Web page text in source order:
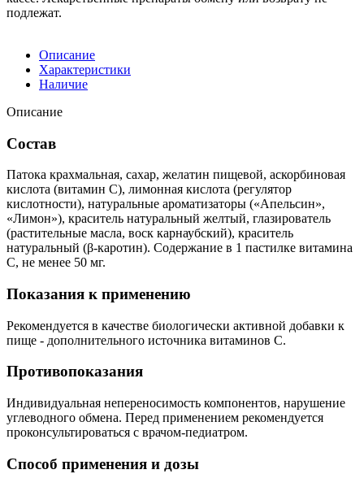
подлежат.
Описание
Характеристики
Наличие
Описание
Состав
Патока крахмальная, сахар, желатин пищевой, аскорбиновая
кислота (витамин С), лимонная кислота (регулятор
кислотности), натуральные ароматизаторы («Апельсин»,
«Лимон»), краситель натуральный желтый, глазирователь
(растительные масла, воск карнаубский), краситель
натуральный (β-каротин). Содержание в 1 пастилке витамина
С, не менее 50 мг.
Показания к применению
Рекомендуется в качестве биологически активной добавки к
пище - дополнительного источника витаминов С.
Противопоказания
Индивидуальная непереносимость компонентов, нарушение
углеводного обмена. Перед применением рекомендуется
проконсультироваться с врачом-педиатром.
Способ применения и дозы